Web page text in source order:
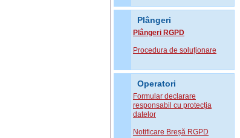
Plângeri
Plângeri RGPD
Procedura de soluționare
Operatori
Formular declarare
responsabil cu protecția
datelor
Notificare Breșă RGPD